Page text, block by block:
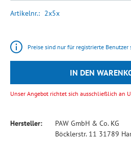
Artikelnr. 2x5x
Preise sind nur für registrierte Benutzer
IN DEN
Unser Angebot richtet sich ausschließlich an
Hersteller:
PAW GmbH & Co. KG
Böcklerstr. 11 31789